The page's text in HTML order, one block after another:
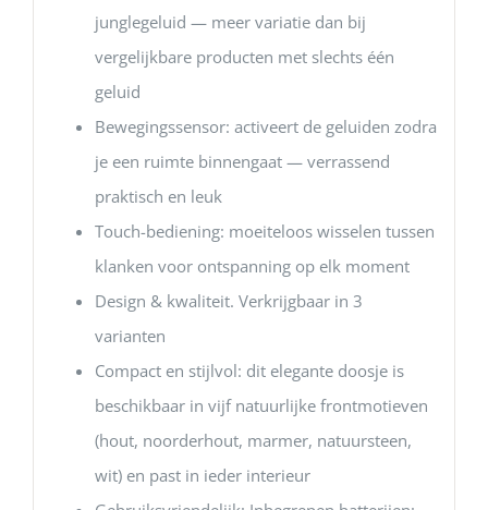
junglegeluid — meer variatie dan bij
vergelijkbare producten met slechts één
geluid
Bewegingssensor: activeert de geluiden zodra
je een ruimte binnengaat — verrassend
praktisch en leuk
Touch-bediening: moeiteloos wisselen tussen
klanken voor ontspanning op elk moment
Design & kwaliteit. Verkrijgbaar in 3
varianten
Compact en stijlvol: dit elegante doosje is
beschikbaar in vijf natuurlijke frontmotieven
(hout, noorderhout, marmer, natuursteen,
wit) en past in ieder interieur